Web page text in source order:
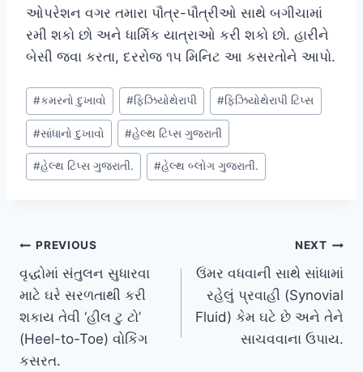
ઓપરેશન વગર તમારા પૌત્ર-પૌત્રીઓ સાથે બગીચામાં
રમી શકો છો અને ધાર્મિક યાત્રાઓ કરી શકો છો. હારીને
બેસી જવા કરતા, દરરોજ ૧૫ મિનિટ આ કસરતોને આપો.
Post
Tags:
#કમરનો દુખાવો #ફિઝિયોથેરાપી #ફિઝિયોથેરાપી ટિપ્સ
#સાંધાનો દુખાવો #હેલ્થ ટિપ્સ ગુજરાતી
#હેલ્થ ટિપ્સ ગુજરાતી. #હેલ્થ બ્લોગ ગુજરાતી.
Post
navigation
PREVIOUS
વૃદ્ધોમાં સંતુલન સુધારવા
માટે ઘરે સરળતાથી કરી
શકાય તેવી ‘હીલ ટુ ટો’
(Heel-to-Toe) વોકિંગ
કસરત.
NEXT
ઉંમર વધવાની સાથે સાંધામાં
રહેલું પ્રવાહી (Synovial
Fluid) કેમ ઘટે છે અને તેને
સાચવવાના ઉપાય.